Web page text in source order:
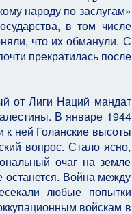
народу по заслугам»
в том числе
что их обманули. С
прекратилась после
от Лиги Наций мандат
В январе 1944
к ней Голанские высоты
вопрос. Стало ясно,
очаг на земле
Война между
любые попытки
войскам в